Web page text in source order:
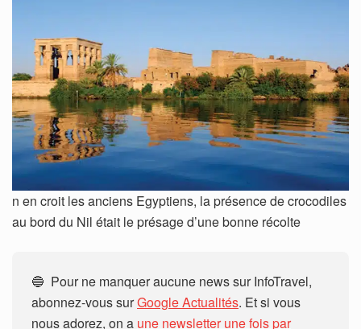
n en croit les anciens Egyptiens, la présence de crocodiles
au bord du Nil était le présage d’une bonne récolte
🔵 Pour ne manquer aucune news sur InfoTravel,
abonnez-vous surGoogle Actualités. Et si vous
nous adorez, on a une newsletter une fois par